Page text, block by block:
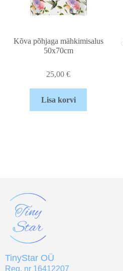
Kõva põhjaga mähkimisalus
50x70cm
25,00€
Lisa korvi
TinyStar OÜ
Reg. nr 16412207